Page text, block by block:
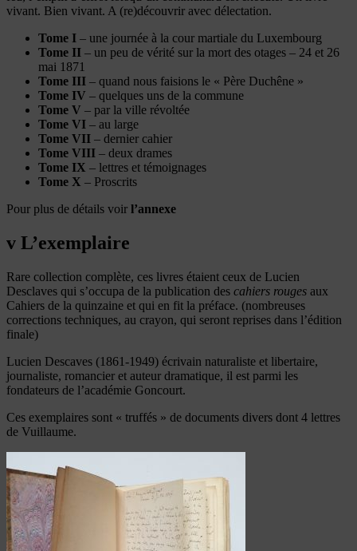
vivant. Bien vivant. A (re)découvrir avec délectation.
Tome I – une journée à la cour martiale du Luxembourg
Tome II – un peu de vérité sur la mort des otages – 24 et 26
mai 1871
Tome III – quand nous faisions le « Père Duchêne »
Tome IV – quelques uns de la commune
Tome V – par la ville révoltée
Tome VI – au large
Tome VII – dernier cahier
Tome VIII – deux drames
Tome IX – lettres et témoignages
Tome X – Proscrits
Pour plus de détails voir l’annexe
v L’exemplaire
Rare collection complète, ces livres étaient ceux de Lucien
Desclaves qui s’occupa de la publication des cahiers rouges aux
Cahiers de la quinzaine et qui en fit la préface. (nombreuses
corrections techniques, au crayon, qui seront reprises dans l’édition
finale)
Lucien Descaves (1861-1949) écrivain naturaliste et libertaire,
journaliste, romancier et auteur dramatique, il est parmi les
fondateurs de l’académie Goncourt.
Ces exemplaires sont « truffés » de documents divers dont 4 lettres
de Vuillaume.